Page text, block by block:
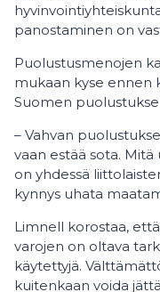
panostaminen on
Puolustusmenojen
mukaan kyse ennen
Suomen
– Vahvan
vaan estää sota.
on yhdessä
kynnys uhata
Limnell korostaa,
varojen on oltava
käytettyjä.
kuitenkaan voida